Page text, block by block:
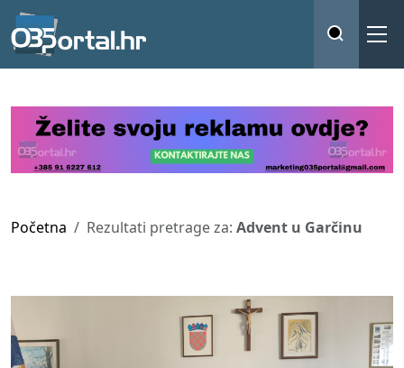
Početna Rezultati pretrage za: Advent u Garčinu